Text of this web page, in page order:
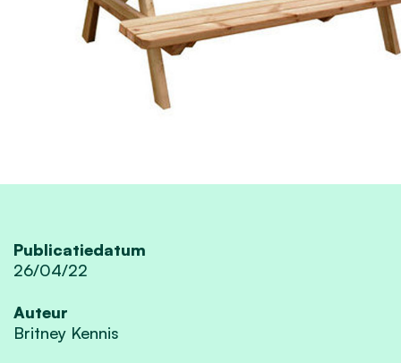
Publicatiedatum
26/04/22
Auteur
Britney Kennis